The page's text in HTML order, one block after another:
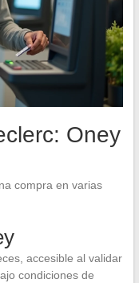
Oney
compra en varias
accesible al validar
condiciones de